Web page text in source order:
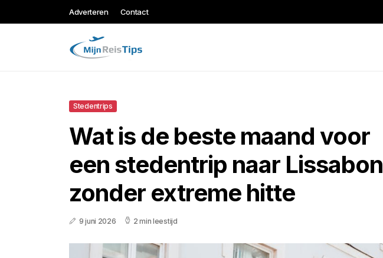
Adverteren Contact
Stedentrips
Wat is de beste maand voor
een stedentrip naar Lissabon
zonder extreme hitte
9 juni 2026 2 min leestijd